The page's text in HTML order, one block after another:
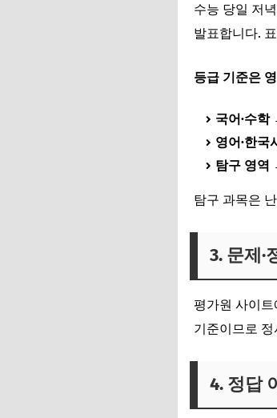
수능 당일 저
발표합니다.
등급 기준은
국어·수학
영어·한국
탐구 영역
탐구 과목은
3. 문제·
평가원 사이트
기준이므로
4. 정답